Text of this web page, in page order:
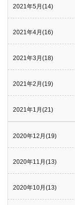
2021年5月(14)
2021年4月(16)
2021年3月(18)
2021年2月(19)
2021年1月(21)
2020年12月(19)
2020年11月(13)
2020年10月(13)